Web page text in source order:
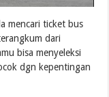
mencari ticket bus
dari
bisa menyeleksi
dgn kepentingan